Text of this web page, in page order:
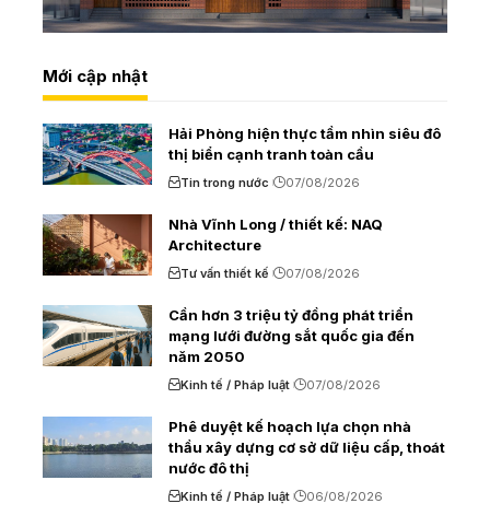
Mới cập nhật
Hải Phòng hiện thực tầm nhìn siêu đô
thị biển cạnh tranh toàn cầu
Tin trong nước 07/08/2026
Nhà Vĩnh Long / thiết kế: NAQ
Architecture
Tư vấn thiết kế 07/08/2026
Cần hơn 3 triệu tỷ đồng phát triển
mạng lưới đường sắt quốc gia đến
năm 2050
Kinh tế / Pháp luật 07/08/2026
Phê duyệt kế hoạch lựa chọn nhà
thầu xây dựng cơ sở dữ liệu cấp, thoát
nước đô thị
Kinh tế / Pháp luật 06/08/2026